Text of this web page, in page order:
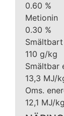
0.60 %
Metionin
0.30 %
110 g/kg
Smältbar
13,3 MJ/
Oms.
12,1 MJ/kg